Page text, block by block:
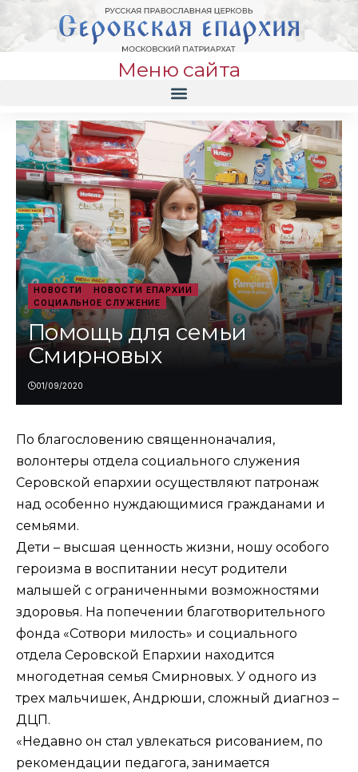
Меню сайта
НОВОСТИ
НОВОСТИ ЕПАРХИИ
СОЦИАЛЬНОЕ СЛУЖЕНИЕ
Помощь для семьи
Смирновых
01/09/2020
По благословению священноначалия,
волонтеры отдела социального служения
Серовской епархии осуществляют патронаж
над особенно нуждающимися гражданами и
семьями.
Дети – высшая ценность жизни, ношу особого
героизма в воспитании несут родители
малышей с ограниченными возможностями
здоровья. На попечении благотворительного
фонда «Сотвори милость» и социального
отдела Серовской Епархии находится
многодетная семья Смирновых. У одного из
трех мальчишек, Андрюши, сложный диагноз –
ДЦП.
«Недавно он стал увлекаться рисованием, по
рекомендации педагога, занимается